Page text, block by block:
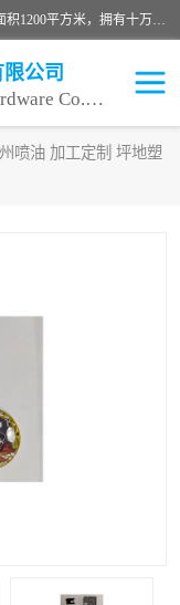
良鸿塑胶五金有限公司成 立于1998年，现厂房占地面积1200平方米，拥有十万级无尘车间，自动喷涂线1条，手动喷涂线2条，丝印移印滚印烫印拉线1条，本公司自建厂以来一直 以“顾客、品质、服务三个第一”为原则，从来货到处理、喷漆、烘烤、品检、包装等每一道工序都严格把持质量关，竭诚为广大朋友、客户服务。现如今已深得广 大客户信赖。
公司
Liang Hong Plastic & Hardware Co. Ltd
喷油 加工定制 坪地塑